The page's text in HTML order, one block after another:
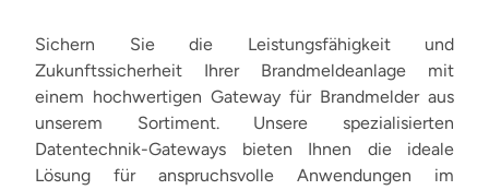
Sichern Sie die Leistungsfähigkeit und
Zukunftssicherheit Ihrer Brandmeldeanlage mit
einem hochwertigen Gateway für Brandmelder aus
unserem Sortiment. Unsere spezialisierten
Datentechnik-Gateways bieten Ihnen die ideale
Lösung für anspruchsvolle Anwendungen im